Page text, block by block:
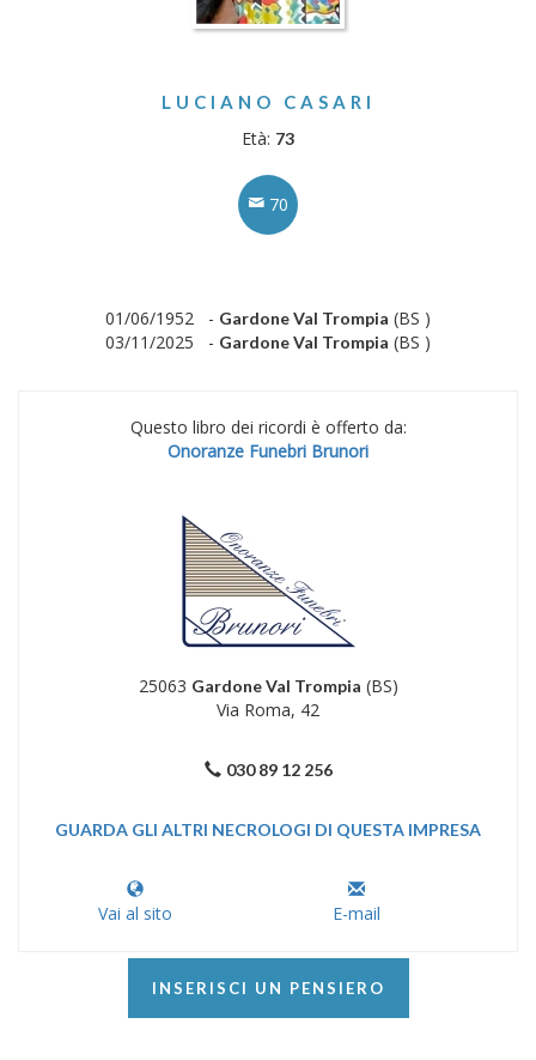
LUCIANO CASARI
Età: 73
70
01/06/1952 - Gardone Val Trompia (BS )
03/11/2025 - Gardone Val Trompia (BS )
Questo libro dei ricordi è offerto da:
Onoranze Funebri Brunori
25063 Gardone Val Trompia (BS)
Via Roma, 42
030 89 12 256
GUARDA GLI ALTRI NECROLOGI DI QUESTA IMPRESA
Vai al sito E-mail
INSERISCI UN PENSIERO